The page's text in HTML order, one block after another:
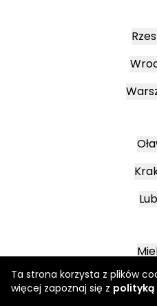
Ta strona korzysta z plików
więcej zapoznaj się z polityką